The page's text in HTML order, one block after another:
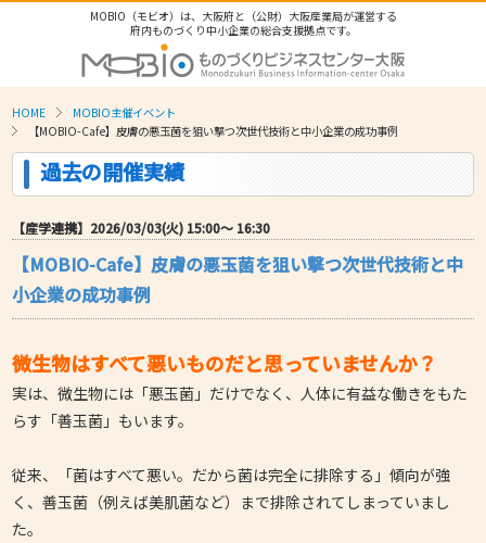
MOBIO（モビオ）は、大阪府と（公財）大阪産業局が運営する
府内ものづくり中小企業の総合支援拠点です。
HOME
MOBIO主催イベント
【MOBIO-Cafe】皮膚の悪玉菌を狙い撃つ次世代技術と中小企業の成功事例
過去の開催実績
【産学連携】2026/03/03(火) 15:00〜 16:30
【MOBIO-Cafe】皮膚の悪玉菌を狙い撃つ次世代技術と中
小企業の成功事例
微生物はすべて悪いものだと思っていませんか？
実は、微生物には「悪玉菌」だけでなく、人体に有益な働きをもた
らす「善玉菌」もいます。
従来、「菌はすべて悪い。だから菌は完全に排除する」傾向が強
く、善玉菌（例えば美肌菌など）まで排除されてしまっていまし
た。